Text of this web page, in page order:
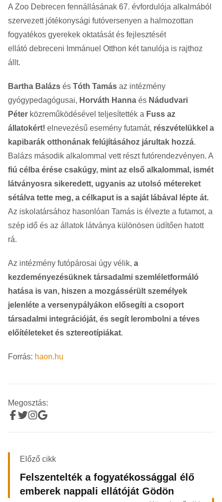
A Zoo Debrecen fennállásának 67. évfordulója alkalmából
szervezett jótékonysági futóversenyen a halmozottan
fogyatékos gyerekek oktatását és fejlesztését
ellátó debreceni Immánuel Otthon két tanulója is rajthoz
állt.
Bartha Balázs és Tóth Tamás az intézmény
gyógypedagógusai, Horváth Hanna és Nádudvari
Péter közreműködésével teljesítették a Fuss az
állatokért! elnevezésű esemény futamát, részvételükkel a
kapibarák otthonának felújításához járultak hozzá.
Balázs második alkalommal vett részt futórendezvényen. A
fiú célba érése csakúgy, mint az első alkalommal, ismét
látványosra sikeredett, ugyanis az utolsó métereket
sétálva tette meg, a célkaput is a saját lábával lépte át.
Az iskolatársához hasonlóan Tamás is élvezte a futamot, a
szép idő és az állatok látványa különösen üdítően hatott
rá.
Az intézmény futópárosai úgy vélik, a
kezdeményezésüknek társadalmi szemléletformáló
hatása is van, hiszen a mozgássérült személyek
jelenléte a versenypályákon elősegíti a csoport
társadalmi integrációját, és segít lerombolni a téves
előítéleteket és sztereotípiákat.
Forrás: haon.hu
Megosztás:
Előző cikk
Felszentelték a fogyatékossággal élő
emberek nappali ellátóját Gödön